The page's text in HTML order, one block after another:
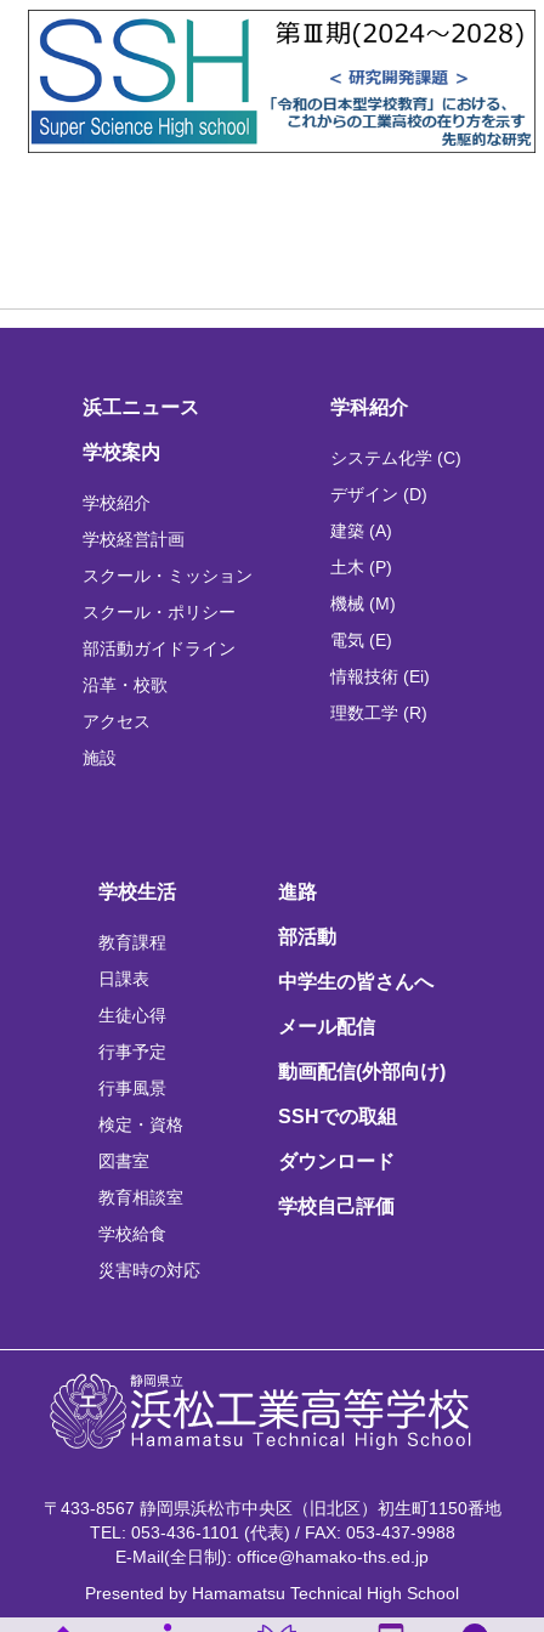
浜工ニュース
学校案内
学校紹介
学校経営計画
スクール・ミッション
スクール・ポリシー
部活動ガイドライン
沿革・校歌
アクセス
施設
学科紹介
システム化学 (C)
デザイン (D)
建築 (A)
土木 (P)
機械 (M)
電気 (E)
情報技術 (Ei)
理数工学 (R)
学校生活
教育課程
日課表
生徒心得
行事予定
行事風景
検定・資格
図書室
教育相談室
学校給食
災害時の対応
進路
部活動
中学生の皆さんへ
メール配信
動画配信(外部向け)
SSHでの取組
ダウンロード
学校自己評価
〒433-8567 静岡県浜松市中央区（旧北区）初生町1150番地
TEL: 053-436-1101 (代表) / FAX: 053-437-9988
E-Mail(全日制): office@hamako-ths.ed.jp
Presented by Hamamatsu Technical High School